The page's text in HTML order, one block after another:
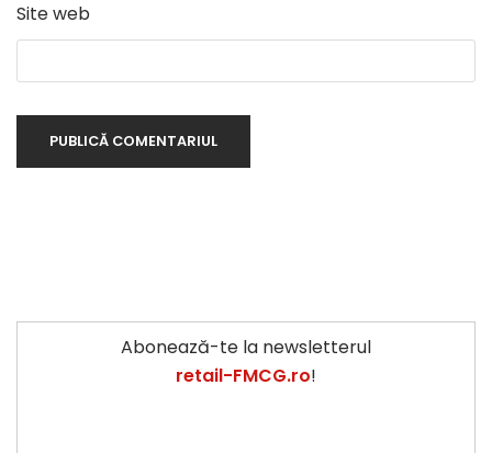
Site web
Abonează-te la newsletterul
retail-FMCG.ro!